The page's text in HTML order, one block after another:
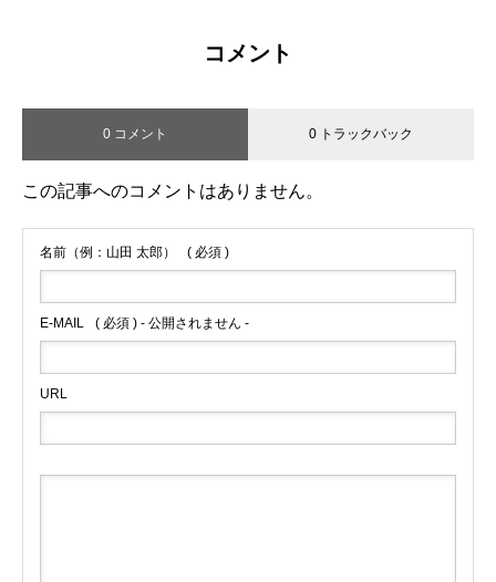
コメント
0 コメント 0 トラックバック
この記事へのコメントはありません。
名前（例：山田 太郎） ( 必須 )
E-MAIL ( 必須 ) - 公開されません -
URL